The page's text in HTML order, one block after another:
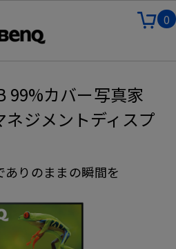
0
99%カバー写真家
ネジメントディスプ
りのままの瞬間を